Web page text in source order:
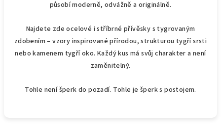
působí moderně, odvážně a originálně.
Najdete zde ocelové i stříbrné přívěsky s tygrovaným
zdobením – vzory inspirované přírodou, strukturou tygří srsti
nebo kamenem tygří oko. Každý kus má svůj charakter a není
zaměnitelný.
Tohle není šperk do pozadí. Tohle je šperk s postojem.